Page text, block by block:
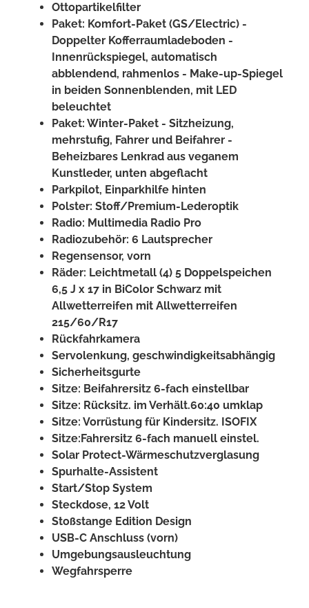
Ottopartikelfilter
Paket: Komfort-Paket (GS/Electric) -
Doppelter Kofferraumladeboden -
Innenrückspiegel, automatisch
abblendend, rahmenlos - Make-up-Spiegel
in beiden Sonnenblenden, mit LED
beleuchtet
Paket: Winter-Paket - Sitzheizung,
mehrstufig, Fahrer und Beifahrer -
Beheizbares Lenkrad aus veganem
Kunstleder, unten abgeflacht
Parkpilot, Einparkhilfe hinten
Polster: Stoff/Premium-Lederoptik
Radio: Multimedia Radio Pro
Radiozubehör: 6 Lautsprecher
Regensensor, vorn
Räder: Leichtmetall (4) 5 Doppelspeichen
6,5 J x 17 in BiColor Schwarz mit
Allwetterreifen mit Allwetterreifen
215/60/R17
Rückfahrkamera
Servolenkung, geschwindigkeitsabhängig
Sicherheitsgurte
Sitze: Beifahrersitz 6-fach einstellbar
Sitze: Rücksitz. im Verhält.60:40 umklap
Sitze: Vorrüstung für Kindersitz. ISOFIX
Sitze:Fahrersitz 6-fach manuell einstel.
Solar Protect-Wärmeschutzverglasung
Spurhalte-Assistent
Start/Stop System
Steckdose, 12 Volt
Stoßstange Edition Design
USB-C Anschluss (vorn)
Umgebungsausleuchtung
Wegfahrsperre